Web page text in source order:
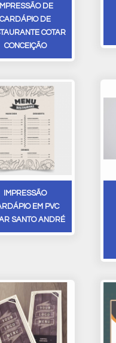
IMPRESSÃO DE
CARDÁPIO DE
COTAR
CONCEIÇÃO
IMPRESSÃO
EM PVC
SANTO ANDRÉ